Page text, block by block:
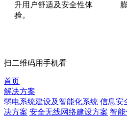
升用户舒适及安全性体
验。
扫二维码用手机看
首页
解决方案
弱电系统建设及智能化系统 信息安
决方案 安全无线网络建设方案 智